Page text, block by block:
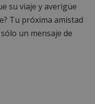
su viaje y averigüe
Tu próxima amistad
un mensaje de